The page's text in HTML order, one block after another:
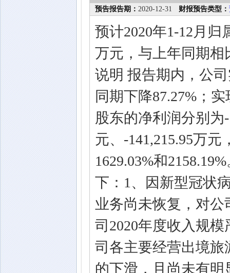
预告报告期： 2020-12-31 财报预告类型：
预计2020年1-12月归
万元，与上年同期相
说明 报告期内，公
同期下降87.27%；
股东的净利润分别为
元、-141,215.95万
1629.03%和
下：1、因新型冠状
业务尚未恢复，对
司2020年度收入规
司各主要经营出境
的下滑，且尚未有明